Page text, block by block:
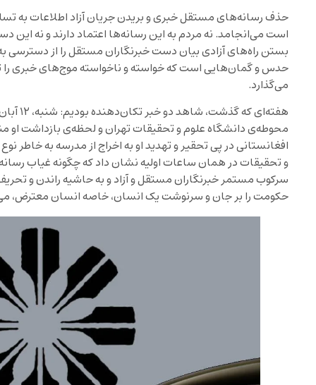
حذف رسانه‌های مستقل خبری و بریدن جریان آزاد اطلاعات به
است می‌انجامد. نه مردم به این رسانه‌ها اعتماد دارند و نه
بستن راه‌های آزادی بیان دست خبرنگاران مستقل را از دسترسی
حدس و گمان‌هایی است که خواسته و ناخواسته موج‌های خبری
می‌گذارد.
محوطه‌ی دانشگاه علوم و تحقیقات تهران و لحظه‌ی بازداشت او
افغانستانی در پی تحقیر و تهدید او به اخراج از مدرسه به
و تحقیقات در همان ساعات اولیه نشان داد که چگونه غیاب
سرکوب مستمر خبرنگاران مستقل و آزاد و به حاشیه راندن و
حکومت را بر جان و سرنوشت یک انسان، خاصه انسان معترض،